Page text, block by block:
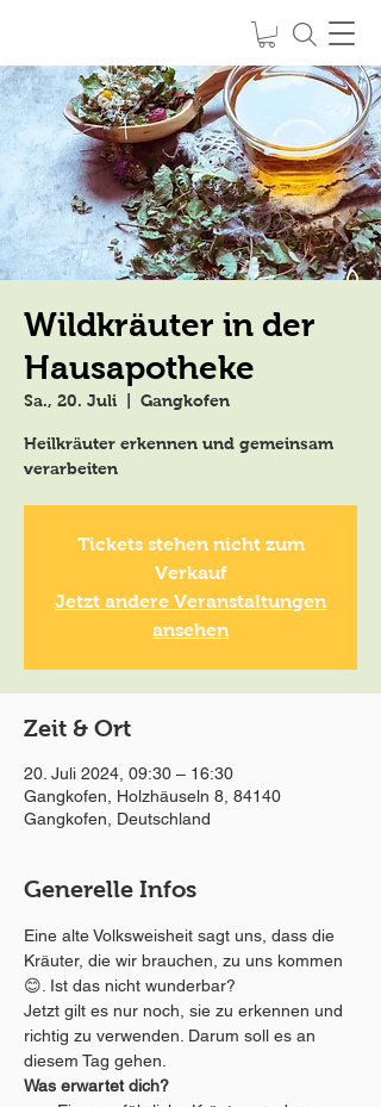
SPIRIT of NATURE
feel it-live it-love it
Kräuter
Wildkräuter in der
Hausapotheke
Sa., 20. Juli Gangkofen
Heilkräuter erkennen und gemeinsam
verarbeiten
Tickets stehen nicht zum
Verkauf
Jetzt andere Veranstaltungen
ansehen
Zeit & Ort
20. Juli 2024, 09:30 – 16:30
Gangkofen, Holzhäuseln 8, 84140
Gangkofen, Deutschland
Generelle Infos
Eine alte Volksweisheit sagt uns, dass die
Kräuter, die wir brauchen, zu uns kommen
😊. Ist das nicht wunderbar?
Jetzt gilt es nur noch, sie zu erkennen und
richtig zu verwenden. Darum soll es an
diesem Tag gehen.
Was erwartet dich?